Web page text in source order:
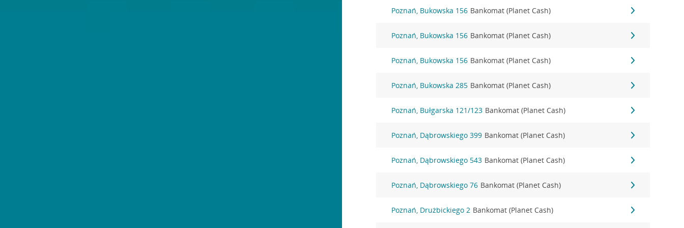
Poznań, Bukowska 156 Bankomat (Planet Cash)
Poznań, Bukowska 156 Bankomat (Planet Cash)
Poznań, Bukowska 156 Bankomat (Planet Cash)
Poznań, Bukowska 285 Bankomat (Planet Cash)
Poznań, Bułgarska 121/123 Bankomat (Planet Cash)
Poznań, Dąbrowskiego 399 Bankomat (Planet Cash)
Poznań, Dąbrowskiego 543 Bankomat (Planet Cash)
Poznań, Dąbrowskiego 76 Bankomat (Planet Cash)
Poznań, Drużbickiego 2 Bankomat (Planet Cash)